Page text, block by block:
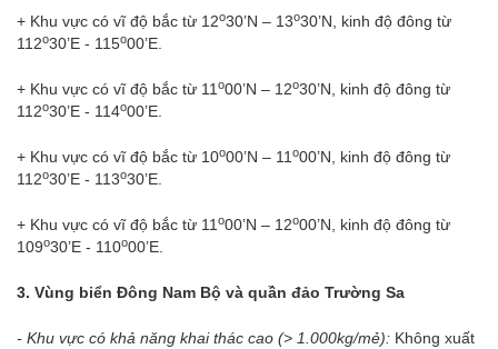
+ Khu vực có vĩ độ bắc từ 12o30’N – 13o30’N, kinh độ đông từ
112o30’E - 115o00’E.
+ Khu vực có vĩ độ bắc từ 11o00’N – 12o30’N, kinh độ đông từ
112o30’E - 114o00’E.
+ Khu vực có vĩ độ bắc từ 10o00’N – 11o00’N, kinh độ đông từ
112o30’E - 113o30’E.
+ Khu vực có vĩ độ bắc từ 11o00’N – 12o00’N, kinh độ đông từ
109o30’E - 110o00’E.
3. Vùng biển Đông Nam Bộ và quần đảo Trường Sa
- Khu vực có khả năng khai thác cao (> 1.000kg/mẻ): Không xuất